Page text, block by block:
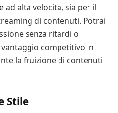
ad alta velocità, sia per il
di contenuti. Potrai
senza ritardi o
competitivo in
la fruizione di contenuti
Stile